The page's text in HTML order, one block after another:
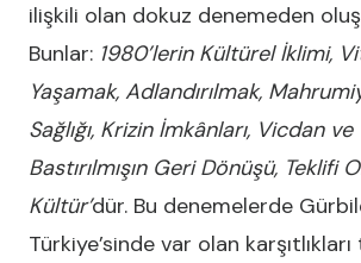
ilişkili olan dokuz denemeden
Bunlar: 1980’lerin Kültürel İklimi,
Yaşamak, Adlandırılmak,
Sağlığı, Krizin İmkânları, Vicdan ve
Bastırılmışın Geri Dönüşü, Teklifi
Kültür’dür. Bu denemelerde
Türkiye’sinde var olan